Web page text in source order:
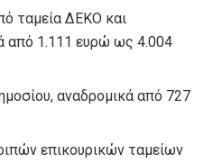
ταμεία ΔΕΚΟ και
από 1.111 ευρώ ως 4.004
αναδρομικά από 727
επικουρικών ταμείων